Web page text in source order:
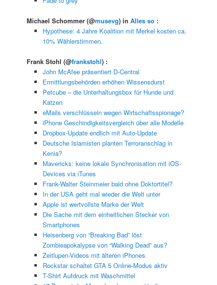
Michael Schommer(@musevg) inAlles so :
Hypothese: 4 Jahre Koalition mit Merkel kosten ca.
10% Wählerstimmen.
Frank Stohl(@frankstohl) :
John McAfee präsentiert D-Central
Ermittlungsbehörden erhöhen Wissensdurst
Petcube – die Unterhaltungsbox für Hunde und
Katzen
eMails verschlüsseln wegen Wirtschaftsspionage?
iPhone Geschindigkeitsvergleich über alle Modelle
Dropbox-Update endlich mit Auto-Update
Deutsche Islamisten planten Terroranschlag in
Kenia?
Mavericks: keine lokale Synchronisation mit iOS-
Devices via iTunes
Frank-Walter Steinmeier bald ohne Doktortitel?
In der USA geht mal wieder die Welt unter
Apple ist wertvollste Marke der Welt
Die Sache mit dem einheitlichen Stecker von
Smartphones
Heisenberg von “Breaking Bad” löst
Zombieapokalypse von “Walking Dead” aus?
Zeitlupen-Videos mit älteren iPhones
Rockstar schaltet GTA 5 Online-Modus aktiv
T-Shirt Aufdruck mit Waschmittel